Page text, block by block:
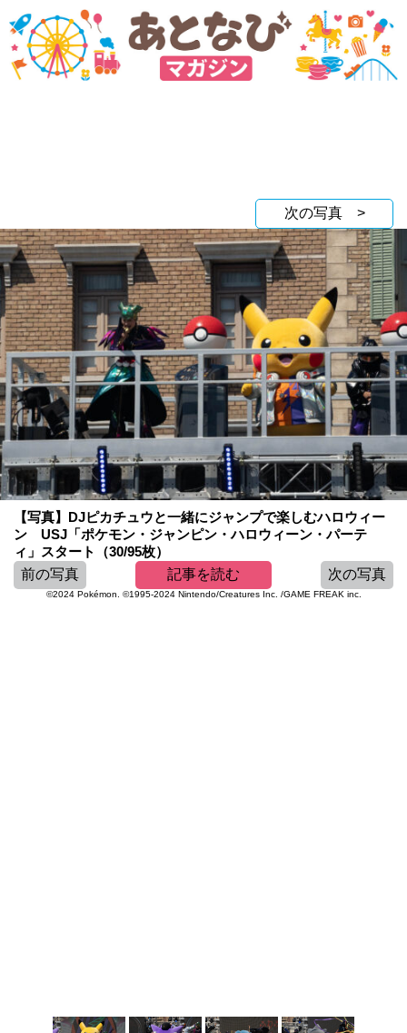
次の写真 >
【写真】DJピカチュウと一緒にジャンプで楽しむハロウィー
ン USJ「ポケモン・ジャンピン・ハロウィーン・パーテ
ィ」スタート（30/95枚）
前の写真
記事を読む 次の写真
©2024 Pokémon. ©1995-2024 Nintendo/Creatures Inc. /GAME FREAK inc.